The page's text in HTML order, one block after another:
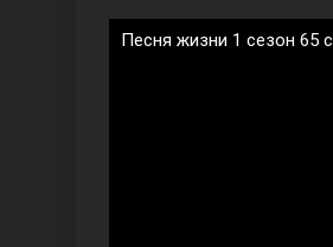
Песня жизни 1 сезон 65